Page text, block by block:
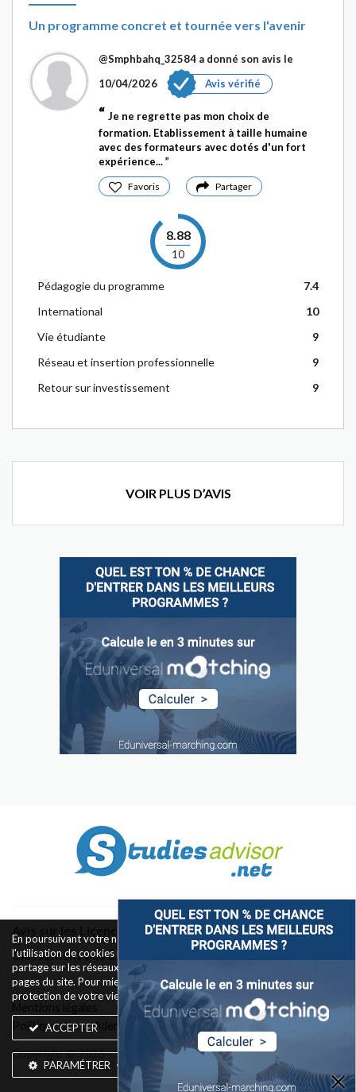
Un programme concret et tournée vers l'avenir
@Smphbahq_32584 a donné son avis le
10/04/2026
Avis vérifié
Je ne regrette pas mon choix de
formation. Etablissement à taille humaine
avec des formateurs avec dotés d'un fort
expérience...
Favoris Partager
8.88
10
Pédagogie du programme
7.4
International
10
Vie étudiante
9
Réseau et insertion professionnelle
9
Retour sur investissement
9
VOIR PLUS D’AVIS
Avis sur les Licences & Bachelors
Classement des Écoles
Conditions d’utilisation
Politique de confidentialité
Widget Contact
Copyright © 2026 - Silkwires. Tous droits réservés
En poursuivant votre navigation sur ce site, vous acceptez
l'utilisation de cookies pour le fonctionnement des boutons de
partage sur les réseaux sociaux et la mesure d'audience des
pages du site. Pour mieux comprendre notre politique de
protection de votre vie privée, rendez-vous ici
ACCEPTER
PARAMÉTRER